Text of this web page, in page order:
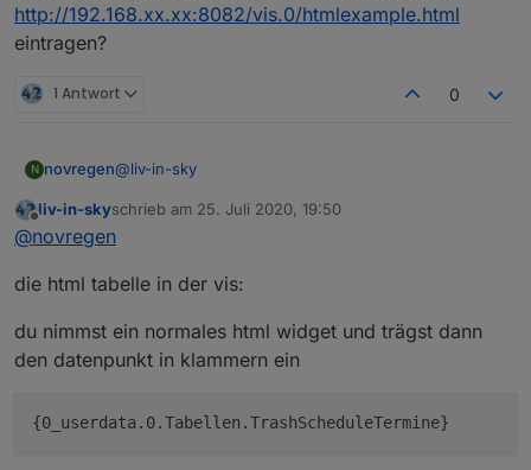
http://192.168.xx.xx:8082/vis.0/htmlexample.html
eintragen?
1 Antwort 0
N novregen@liv-in-sky
Das ist wahrscheinlich noch ein bißchen zu hoch für
mich.
dein Script einfügen, und dann eine HTML Tabelle
http://192.168.xx.xx:8082/vis.0/htmlexample.htmlund
dann soll es angezeigt werden ?
(941) State
"0_userdata.0.Tabellen.TrashScheduleTermine" not
found
liv-in-skyschrieb am 25. Juli 2020, 19:50
zuletzt editiert von
@novregen
die html tabelle in der vis:
du nimmst ein normales html widget und trägst dann
den datenpunkt in klammern ein